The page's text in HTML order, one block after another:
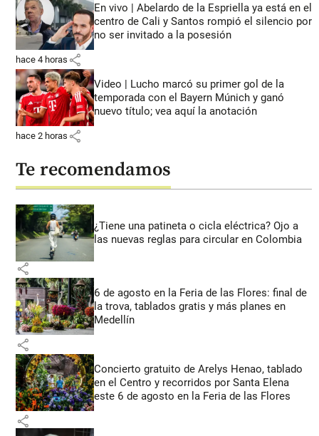
En vivo | Abelardo de la Espriella ya está en el
centro de Cali y Santos rompió el silencio por
no ser invitado a la posesión
hace 4 horas share
Video | Lucho marcó su primer gol de la
temporada con el Bayern Múnich y ganó
nuevo título; vea aquí la anotación
hace 2 horas share
Te recomendamos
¿Tiene una patineta o cicla eléctrica? Ojo a
las nuevas reglas para circular en Colombia
share
6 de agosto en la Feria de las Flores: final de
la trova, tablados gratis y más planes en
Medellín
share
Concierto gratuito de Arelys Henao, tablado
en el Centro y recorridos por Santa Elena
este 6 de agosto en la Feria de las Flores
share